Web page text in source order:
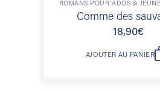
ROMANS POUR ADOS &
Comme des
18,90€
AJOUTER AU PANIER